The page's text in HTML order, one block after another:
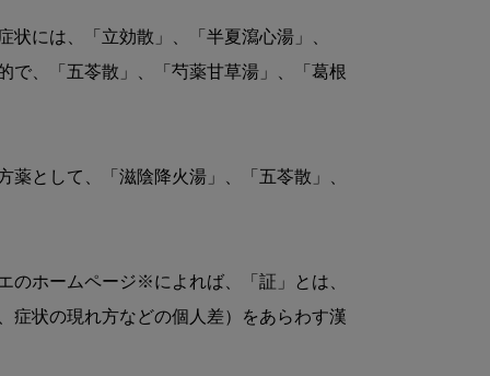
には、「立効散」、「半夏瀉心湯」、
で、「五苓散」、「芍薬甘草湯」、「葛根
として、「滋陰降火湯」、「五苓散」、
のホームページ※によれば、「証」とは、
症状の現れ方などの個人差）をあらわす漢